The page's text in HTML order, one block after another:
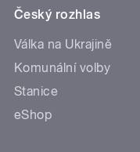
Český rozhlas
Válka na Ukrajině
Komunální volby
Stanice
eShop